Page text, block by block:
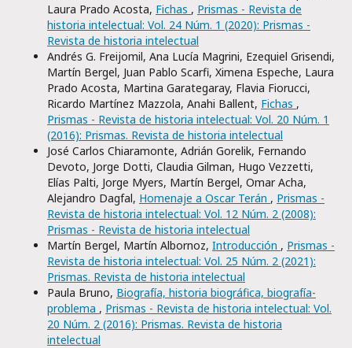
Laura Prado Acosta, Fichas , Prismas - Revista de
historia intelectual: Vol. 24 Núm. 1 (2020): Prismas -
Revista de historia intelectual
Andrés G. Freijomil, Ana Lucía Magrini, Ezequiel Grisendi,
Martín Bergel, Juan Pablo Scarfi, Ximena Espeche, Laura
Prado Acosta, Martina Garategaray, Flavia Fiorucci,
Ricardo Martínez Mazzola, Anahi Ballent, Fichas ,
Prismas - Revista de historia intelectual: Vol. 20 Núm. 1
(2016): Prismas. Revista de historia intelectual
José Carlos Chiaramonte, Adrián Gorelik, Fernando
Devoto, Jorge Dotti, Claudia Gilman, Hugo Vezzetti,
Elías Palti, Jorge Myers, Martín Bergel, Omar Acha,
Alejandro Dagfal, Homenaje a Oscar Terán , Prismas -
Revista de historia intelectual: Vol. 12 Núm. 2 (2008):
Prismas - Revista de historia intelectual
Martín Bergel, Martín Albornoz, Introducción , Prismas -
Revista de historia intelectual: Vol. 25 Núm. 2 (2021):
Prismas. Revista de historia intelectual
Paula Bruno, Biografía, historia biográfica, biografía-
problema , Prismas - Revista de historia intelectual: Vol.
20 Núm. 2 (2016): Prismas. Revista de historia
intelectual